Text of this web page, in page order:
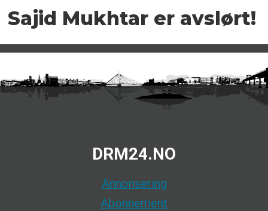
Sajid Mukhtar er avslørt!
DRM24.NO
Annonsering
Abonnement